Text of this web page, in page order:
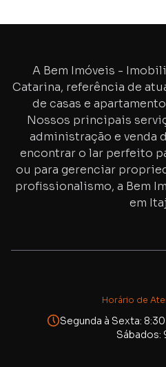
A Bem Imóveis -
Catarina, referência de
de casas e
Nossos principais
administração e venda
encontrar o lar perfeito
ou para gerenciar
profissionalismo, a Bem
em
Horário de
Segunda à Sexta: 8:30
Sábados: